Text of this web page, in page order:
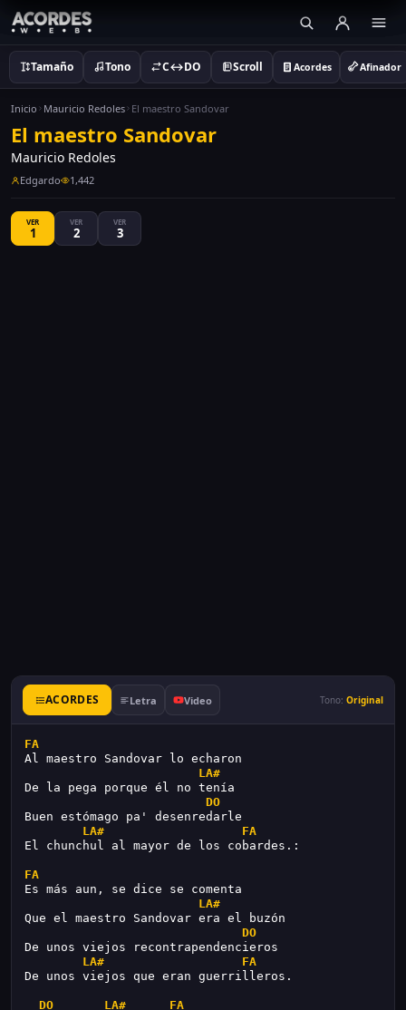
Tamaño Tono C↔DO Scroll Acordes Afinador
Inicio Mauricio Redoles El maestro Sandovar
El maestro Sandovar
Mauricio Redoles
Edgardo 1,442
VER
1
VER
2
VER
3
ACORDES Letra Video Tono: Original
FA
Al maestro Sandovar lo echaron
LA#
De la pega porque él no tenía
DO
Buen estómago pa' desenredarle
LA#
FA
El chunchul al mayor de los cobardes.:
FA
Es más aun, se dice se comenta
LA#
Que el maestro Sandovar era el buzón
DO
De unos viejos recontrapendencieros
LA#
FA
De unos viejos que eran guerrilleros.
DO LA#
FA